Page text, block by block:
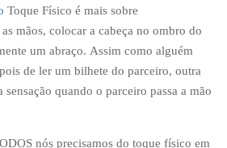
Toque Físico é mais sobre
mãos, colocar a cabeça no ombro do
um abraço. Assim como alguém
de ler um bilhete do parceiro, outra
sensação quando o parceiro passa a mão
nós precisamos do toque físico em